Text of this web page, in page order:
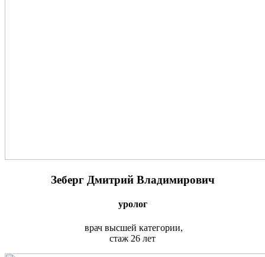
Зеберг Дмитрий Владимирович
уролог
врач высшей категории,
стаж 26 лет